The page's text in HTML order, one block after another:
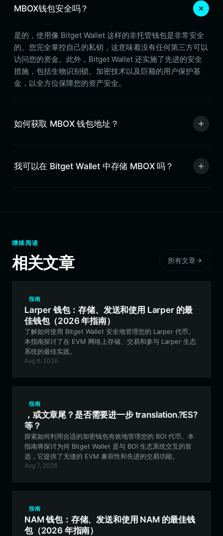
MBOX钱包安全吗？
是的，使用像 Bitget Wallet 这样的非托管钱包是非常安全
的。您完全掌控自己的私钥，这意味着没有任何第三方可以
访问您的资金。此外，Bitget Wallet 还实施了先进的安全
措施，包括生物识别锁、加密技术以及巨额的用户保护基
金，以全方位保障您的资产安全。
如何获取 MBOX 钱包地址？
我可以在 Bitget Wallet 中存储 MBOX 吗？
继续阅读
相关文章 所有文章
指南
Larper 钱包：存储、发送和使用 Larper 的最
佳钱包（2026 年指南）
了解如何使用 Bitget Wallet 安全地管理您的 Larper 代币。
本指南探讨了在 EVM 网络上存储、交易和参与 Larper 生态
系统的最佳实践。
Aug 6, 2026
指南
，或文章尾？是否需要进一步 translation.?ES?
等？
探索如何利用合适的加密钱包有效地管理您的 BOI 代币。本
指南将探讨为何 Bitget Wallet 是与 BOI 生态系统交互的首
选，它提供了无缝的 EVM 兼容性和先进的交易功能。
Aug 7, 2026
指南
NAM 钱包：存储、发送和使用 NAM 的最佳钱
包（2026 年指南）